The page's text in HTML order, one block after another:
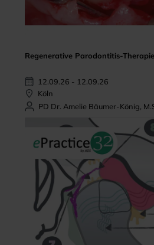
Regenerative Parodontitis-Therapie
12.09.26 - 12.09.26
Köln
PD Dr. Amelie Bäumer-König,